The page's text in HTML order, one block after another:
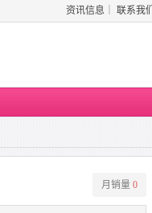
资讯信息 联系我们
月销量 0